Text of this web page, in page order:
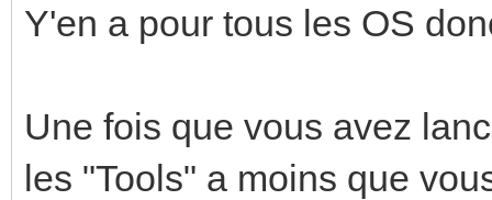
Y'en a pour tous les OS
Une fois que vous avez
les "Tools" a moins que